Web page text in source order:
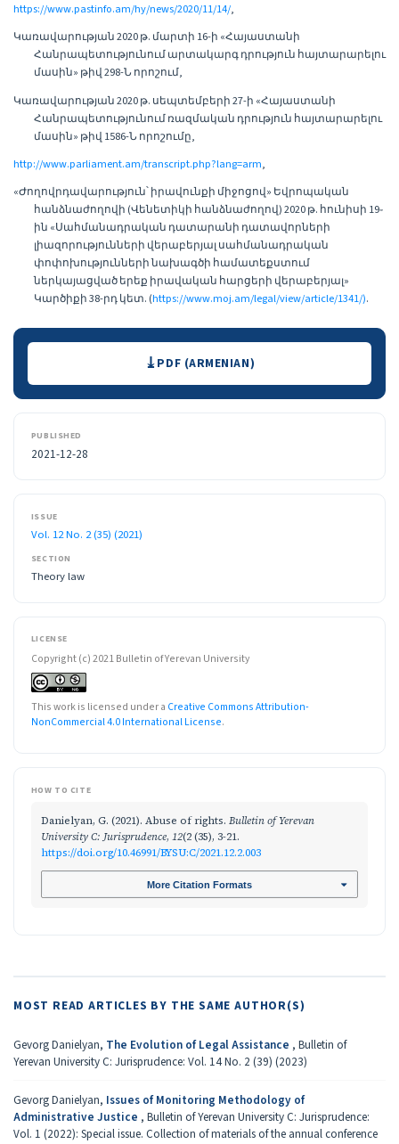
https://www.pastinfo.am/hy/news/2020/11/14/,
Կառավարության 2020 թ. մարտի 16-ի «Հայաստանի
Հանրապետությունում արտակարգ դրություն հայտարարելու
մասին» թիվ 298-Ն որոշում,
Կառավարության 2020 թ. սեպտեմբերի 27-ի «Հայաստանի
Հանրապետությունում ռազմական դրություն հայտարարելու
մասին» թիվ 1586-Ն որոշումը,
http://www.parliament.am/transcript.php?lang=arm,
«Ժողովրդավարություն՝ իրավունքի միջոցով» Եվրոպական
հանձնաժողովի (Վենետիկի հանձնաժողով) 2020 թ. հունիսի 19֊
ին «Սահմանադրական դատարանի դատավորների
լիազորությունների վերաբերյալ սահմանադրական
փոփոխությունների նախագծի համատեքստում
ներկայացված երեք իրավական հարցերի վերաբերյալ»
Կարծիքի 38-րդ կետ. (https://www.moj.am/legal/view/article/1341/).
Downloads PDF (ARMENIAN)
PUBLISHED
2021-12-28
ISSUE
Vol. 12 No. 2 (35) (2021)
SECTION
Theory law
LICENSE
Copyright (c) 2021 Bulletin of Yerevan University
This work is licensed under a Creative Commons Attribution-
NonCommercial 4.0 International License.
HOW TO CITE
Danielyan, G. (2021). Abuse of rights. Bulletin of Yerevan
University C: Jurisprudence, 12(2 (35), 3-21.
https://doi.org/10.46991/BYSU:C/2021.12.2.003
More Citation Formats
MOST READ ARTICLES BY THE SAME AUTHOR(S)
Gevorg Danielyan, The Evolution of Legal Assistance , Bulletin of
Yerevan University C: Jurisprudence: Vol. 14 No. 2 (39) (2023)
Gevorg Danielyan, Issues of Monitoring Methodology of
Administrative Justice , Bulletin of Yerevan University C: Jurisprudence:
Vol. 1 (2022): Special issue. Collection of materials of the annual conference